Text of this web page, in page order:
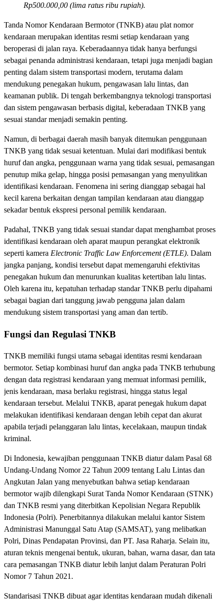
Rp500.000,00 (lima ratus ribu rupiah).
Tanda Nomor Kendaraan Bermotor (TNKB) atau plat nomor
kendaraan merupakan identitas resmi setiap kendaraan yang
beroperasi di jalan raya. Keberadaannya tidak hanya berfungsi
sebagai penanda administrasi kendaraan, tetapi juga menjadi bagian
penting dalam sistem transportasi modern, terutama dalam
mendukung penegakan hukum, pengawasan lalu lintas, dan
keamanan publik. Di tengah berkembangnya teknologi transportasi
dan sistem pengawasan berbasis digital, keberadaan TNKB yang
sesuai standar menjadi semakin penting.
Namun, di berbagai daerah masih banyak ditemukan penggunaan
TNKB yang tidak sesuai ketentuan. Mulai dari modifikasi bentuk
huruf dan angka, penggunaan warna yang tidak sesuai, pemasangan
penutup mika gelap, hingga posisi pemasangan yang menyulitkan
identifikasi kendaraan. Fenomena ini sering dianggap sebagai hal
kecil karena berkaitan dengan tampilan kendaraan atau dianggap
sekadar bentuk ekspresi personal pemilik kendaraan.
Padahal, TNKB yang tidak sesuai standar dapat menghambat proses
identifikasi kendaraan oleh aparat maupun perangkat elektronik
seperti kamera Electronic Traffic Law Enforcement (ETLE). Dalam
jangka panjang, kondisi tersebut dapat memengaruhi efektivitas
penegakan hukum dan menurunkan kualitas ketertiban lalu lintas.
Oleh karena itu, kepatuhan terhadap standar TNKB perlu dipahami
sebagai bagian dari tanggung jawab pengguna jalan dalam
mendukung sistem transportasi yang aman dan tertib.
Fungsi dan Regulasi TNKB
TNKB memiliki fungsi utama sebagai identitas resmi kendaraan
bermotor. Setiap kombinasi huruf dan angka pada TNKB terhubung
dengan data registrasi kendaraan yang memuat informasi pemilik,
jenis kendaraan, masa berlaku registrasi, hingga status legal
kendaraan tersebut. Melalui TNKB, aparat penegak hukum dapat
melakukan identifikasi kendaraan dengan lebih cepat dan akurat
apabila terjadi pelanggaran lalu lintas, kecelakaan, maupun tindak
kriminal.
Di Indonesia, kewajiban penggunaan TNKB diatur dalam Pasal 68
Undang-Undang Nomor 22 Tahun 2009 tentang Lalu Lintas dan
Angkutan Jalan yang menyebutkan bahwa setiap kendaraan
bermotor wajib dilengkapi Surat Tanda Nomor Kendaraan (STNK)
dan TNKB resmi yang diterbitkan Kepolisian Negara Republik
Indonesia (Polri). Penerbitannya dilakukan melalui kantor Sistem
Administrasi Manunggal Satu Atap (SAMSAT), yang melibatkan
Polri, Dinas Pendapatan Provinsi, dan PT. Jasa Raharja. Selain itu,
aturan teknis mengenai bentuk, ukuran, bahan, warna dasar, dan tata
cara pemasangan TNKB diatur lebih lanjut dalam Peraturan Polri
Nomor 7 Tahun 2021.
Standarisasi TNKB dibuat agar identitas kendaraan mudah dikenali